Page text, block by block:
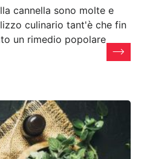
cannella sono molte e
culinario tant'è che fin
un rimedio popolare